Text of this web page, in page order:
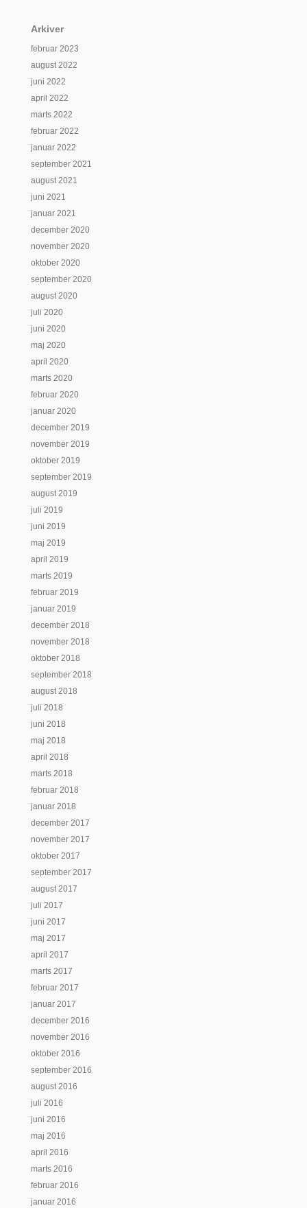
Arkiver
februar 2023
august 2022
juni 2022
april 2022
marts 2022
februar 2022
januar 2022
september 2021
august 2021
juni 2021
januar 2021
december 2020
november 2020
oktober 2020
september 2020
august 2020
juli 2020
juni 2020
maj 2020
april 2020
marts 2020
februar 2020
januar 2020
december 2019
november 2019
oktober 2019
september 2019
august 2019
juli 2019
juni 2019
maj 2019
april 2019
marts 2019
februar 2019
januar 2019
december 2018
november 2018
oktober 2018
september 2018
august 2018
juli 2018
juni 2018
maj 2018
april 2018
marts 2018
februar 2018
januar 2018
december 2017
november 2017
oktober 2017
september 2017
august 2017
juli 2017
juni 2017
maj 2017
april 2017
marts 2017
februar 2017
januar 2017
december 2016
november 2016
oktober 2016
september 2016
august 2016
juli 2016
juni 2016
maj 2016
april 2016
marts 2016
februar 2016
januar 2016